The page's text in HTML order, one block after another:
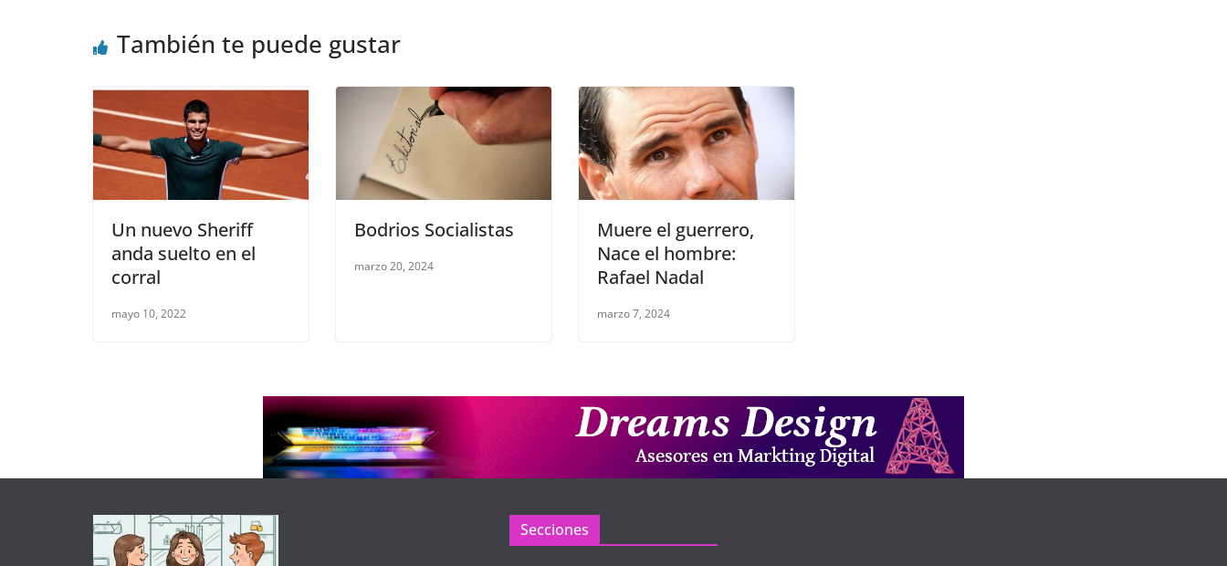
También te puede gustar
Un nuevo Sheriff
anda suelto en el
corral
mayo 10, 2022
Bodrios Socialistas
marzo 20, 2024
Muere el guerrero,
Nace el hombre:
Rafael Nadal
marzo 7, 2024
Secciones